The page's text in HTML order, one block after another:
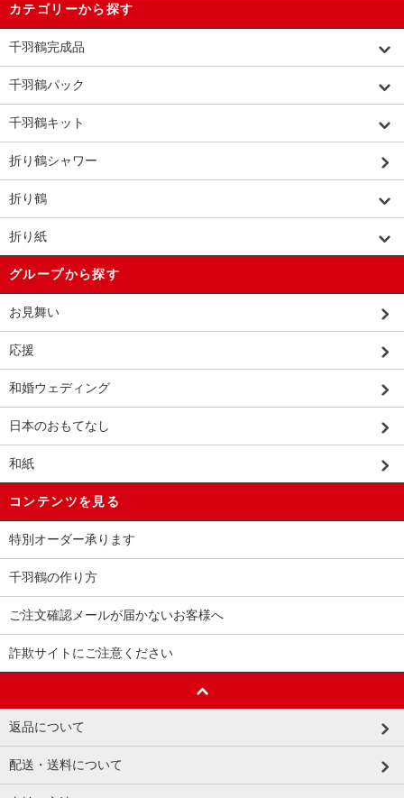
カテゴリーから探す
千羽鶴完成品
千羽鶴パック
千羽鶴キット
折り鶴シャワー
折り鶴
折り紙
グループから探す
お見舞い
応援
和婚ウェディング
日本のおもてなし
和紙
コンテンツを見る
特別オーダー承ります
千羽鶴の作り方
ご注文確認メールが届かないお客様へ
詐欺サイトにご注意ください
返品について
配送・送料について